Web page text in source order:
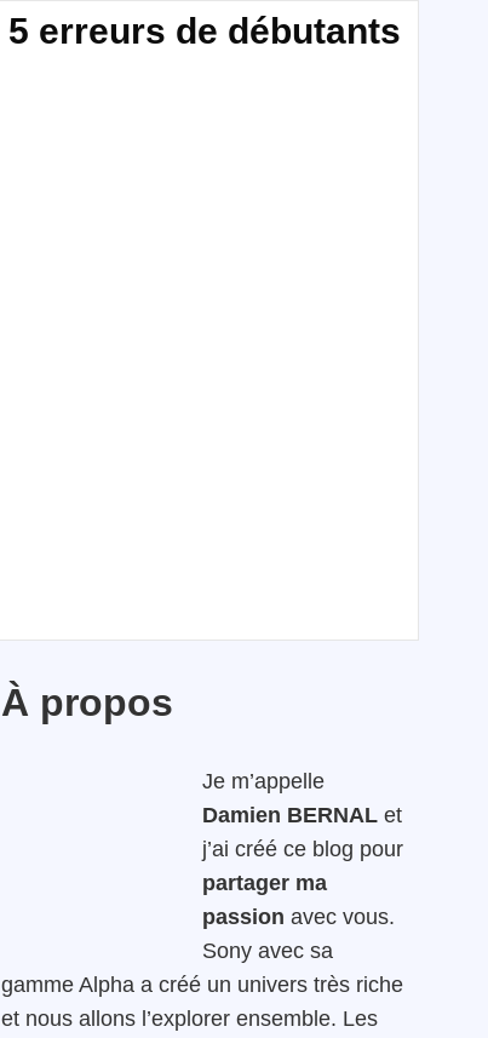
5 erreurs de débutants
À propos
Je m’appelle
Damien BERNAL et
j’ai créé ce blog pour
partager ma
passion avec vous.
Sony avec sa
gamme Alpha a créé un univers très riche
et nous allons l’explorer ensemble. Les